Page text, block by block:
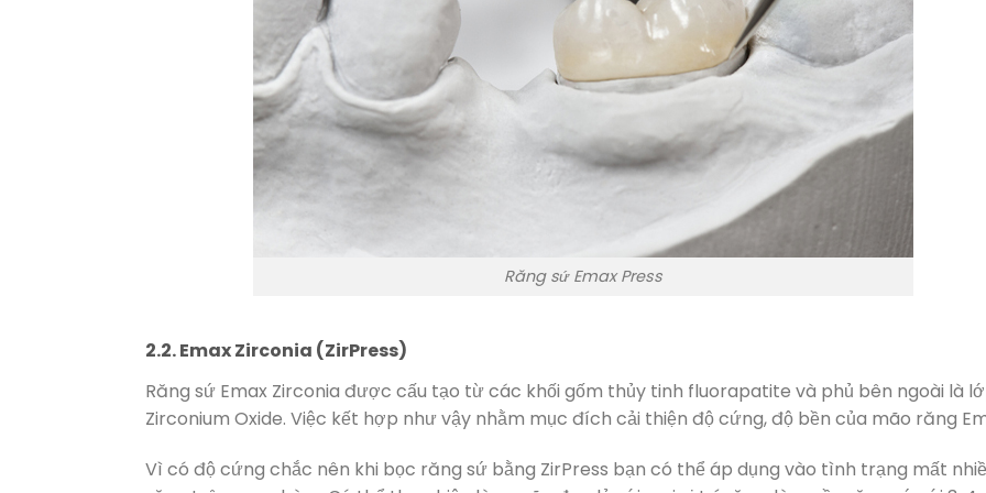
Răng sứ Emax Press
2.2. Emax Zirconia (ZirPress)
Răng sứ Emax Zirconia được cấu tạo từ các khối gốm thủy tinh fluorapatite và phủ bên ngoài là
Zirconium Oxide. Việc kết hợp như vậy nhằm mục đích cải thiện độ cứng, độ bền của mão răng
Vì có độ cứng chắc nên khi bọc răng sứ bằng ZirPress bạn có thể áp dụng vào tình trạng mất